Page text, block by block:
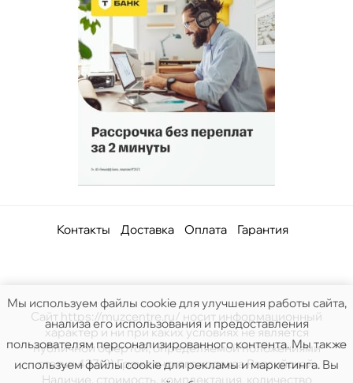
Контакты Доставка Оплата Гарантия
Сайт https://muzcentre.ru/ носит информационный
характер и ни при каких условиях не является
публичной офертой, определяемой положениями
статьи 437(2) Гражданского кодекса Российской.
Наличие, стоимость, комплектация, количество
Мы используем файлы cookie для улучшения работы сайта,
анализа его использования и предоставления
пользователям персонализированного контента. Мы также
используем файлы cookie для рекламы и маркетинга. Вы